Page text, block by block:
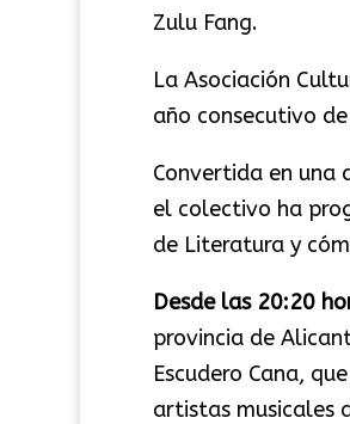
Zulu Fang.
La Asociación
año consecutivo
Convertida en una
el colectivo ha
de Literatura y
Desde las 20:20
provincia de
Escudero Cana,
artistas musicales